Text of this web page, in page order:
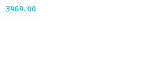
Cena:
3969.00